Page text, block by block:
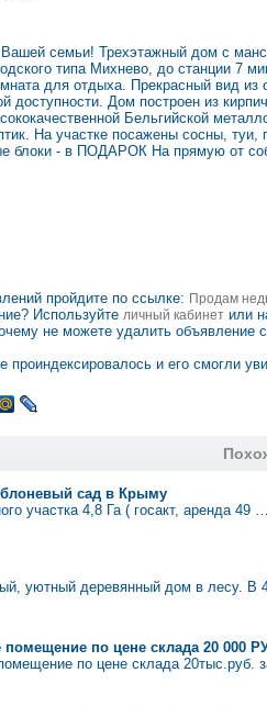
семьи! Трехэтажный дом с
типа Михнево, до станции 7
для отдыха. Прекрасный вид
доступности. Дом построен из
Бельгийской
На участке посажены сосны,
блоки - в ПОДАРОК На прямую от
пройдите по ссылке: Продам
Используйте личный кабинет или
не можете удалить объявление
и его смогли
сад в Крыму
участка 4,8 Га ( госакт, аренда 49
уютный деревянный дом в лесу. В
помещение по цене склада 20 000
по цене склада 20тыс.руб.